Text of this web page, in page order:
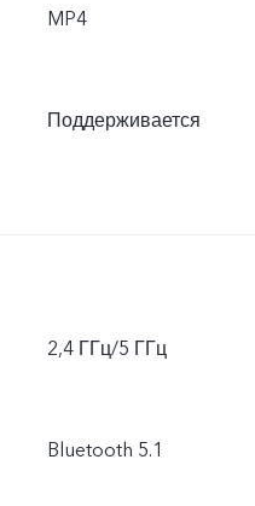
MP4
Поддерживается
2,4 ГГц/5 ГГц
Bluetooth 5.1